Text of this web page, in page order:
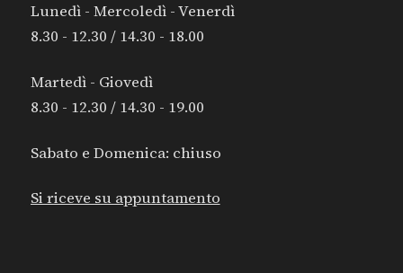
Lunedì - Mercoledì - Venerdì
8.30 - 12.30 / 14.30 - 18.00
Martedì - Giovedì
8.30 - 12.30 / 14.30 - 19.00
Sabato e Domenica: chiuso
Si riceve su appuntamento